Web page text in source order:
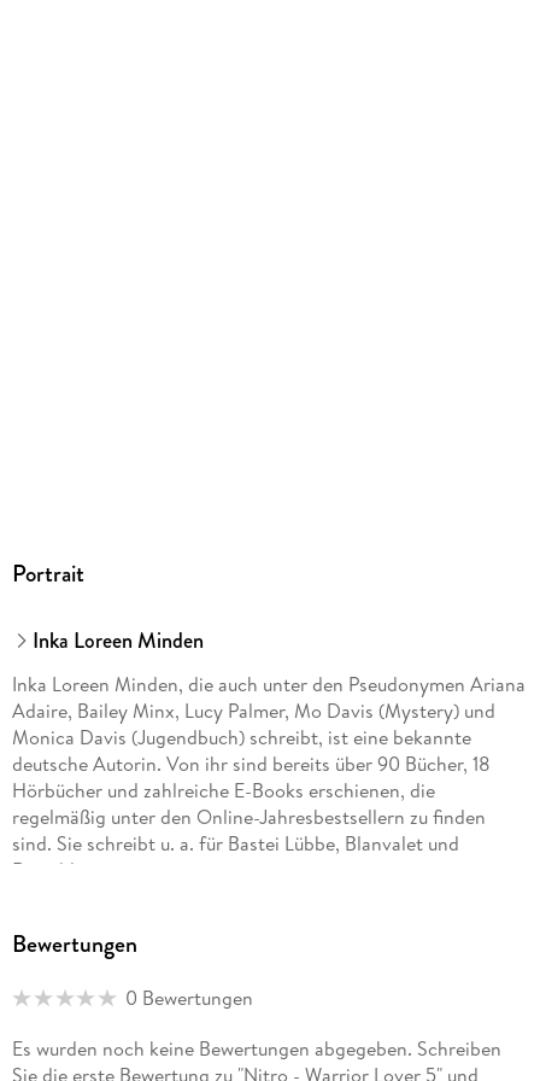
Portrait
Inka Loreen Minden
Inka Loreen Minden, die auch unter den Pseudonymen Ariana
Adaire, Bailey Minx, Lucy Palmer, Mo Davis (Mystery) und
Monica Davis (Jugendbuch) schreibt, ist eine bekannte
deutsche Autorin. Von ihr sind bereits über 90 Bücher, 18
Hörbücher und zahlreiche E-Books erschienen, die
regelmäßig unter den Online-Jahresbestsellern zu finden
sind. Sie schreibt u. a. für Bastei Lübbe, Blanvalet und
Rowohlt.
gehen, und erschafft authentische Figuren, die den Leser
viel Humor und prickelnde Leidenschaft zeichnen ihre Storys
Bewertungen
0 Bewertungen
Es wurden noch keine Bewertungen abgegeben. Schreiben
Sie die erste Bewertung zu "Nitro - Warrior Lover 5" und